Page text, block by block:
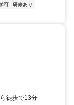
可
研修あり
徒歩で13分